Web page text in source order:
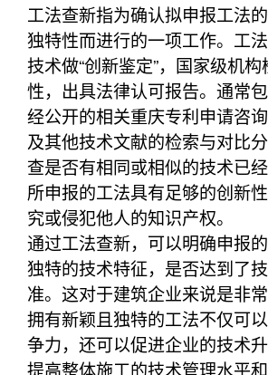
工法查新指为确认拟申报工法
独特性而进行的一项工作。工
技术做“创新鉴定”，国家级机
性，出具法律认可报告。通常
经公开的相关重庆专利申请咨
及其他技术文献的检索与对比
查是否有相同或相似的技术已
所申报的工法具有足够的创新
究或侵犯他人的知识产权。
通过工法查新，可以明确申报
独特的技术特征，是否达到了
准。这对于建筑企业来说是非
拥有新颖且独特的工法不仅可
争力，还可以促进企业的技术
提高整体施工的技术管理水平和